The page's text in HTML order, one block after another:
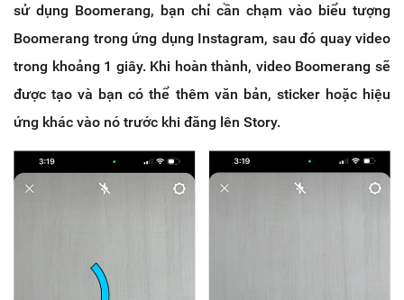
sử dụng Boomerang, bạn chỉ cần chạm vào biểu tượng
Boomerang trong ứng dụng Instagram, sau đó quay video
trong khoảng 1 giây. Khi hoàn thành, video Boomerang sẽ
được tạo và bạn có thể thêm văn bản, sticker hoặc hiệu
ứng khác vào nó trước khi đăng lên Story.